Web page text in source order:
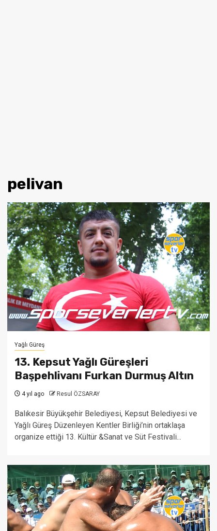
pelivan
Yağlı Güreş
13. Kepsut Yağlı Güreşleri
Başpehlivanı Furkan Durmuş Altın
4 yıl ago Resul ÖZSARAY
Balıkesir Büyükşehir Belediyesi, Kepsut Belediyesi ve
Yağlı Güreş Düzenleyen Kentler Birliği’nin ortaklaşa
organize ettiği 13. Kültür &Sanat ve Süt Festivali...